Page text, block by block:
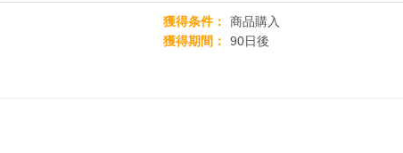
獲得条件
商品購入
獲得期間
90日後